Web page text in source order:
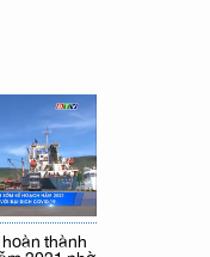
thành